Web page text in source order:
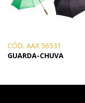
CÓD. AAX 56531
GUARDA-CHUVA